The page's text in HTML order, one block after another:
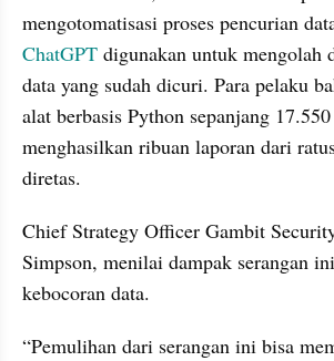
ChatGPT digunakan untuk mengolah
data yang sudah dicuri. Para pelaku
alat berbasis Python sepanjang
menghasilkan ribuan laporan dari
diretas.
Chief Strategy Officer Gambit
Simpson, menilai dampak serangan
kebocoran data.
“Pemulihan dari serangan ini bisa